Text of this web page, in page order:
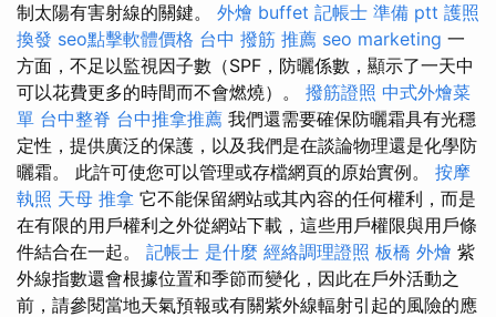
制太陽有害射線的關鍵。 外燴 buffet 記帳士 準備 ptt 護照
換發 seo點擊軟體價格 台中 撥筋 推薦 seo marketing 一
方面，不足以監視因子數（SPF，防曬係數，顯示了一天中
可以花費更多的時間而不會燃燒）。 撥筋證照 中式外燴菜
單 台中整脊 台中推拿推薦 我們還需要確保防曬霜具有光穩
定性，提供廣泛的保護，以及我們是在談論物理還是化學防
曬霜。 此許可使您可以管理或存檔網頁的原始實例。 按摩
執照 天母 推拿 它不能保留網站或其內容的任何權利，而是
在有限的用戶權利之外從網站下載，這些用戶權限與用戶條
件結合在一起。 記帳士 是什麼 經絡調理證照 板橋 外燴 紫
外線指數還會根據位置和季節而變化，因此在戶外活動之
前，請參閱當地天氣預報或有關紫外線輻射引起的風險的應